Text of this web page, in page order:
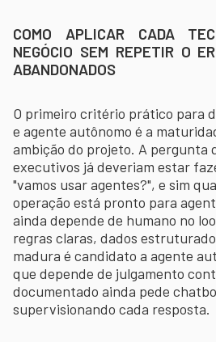
COMO APLICAR CADA
NEGÓCIO SEM REPETIR O
ABANDONADOS
O primeiro critério prático para
e agente autônomo é a
ambição do projeto. A pergunta
executivos já deveriam estar
"vamos usar agentes?", e sim
operação está pronto para
ainda depende de humano no
regras claras, dados
madura é candidato a agente
que depende de julgamento
documentado ainda pede
supervisionando cada resposta.